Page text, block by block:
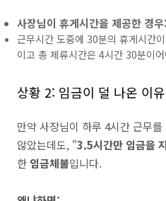
사장님이 휴게시간을 제공한 경우:
근무시간 도중에 30분의 휴게시간
이고 총 체류시간은 4시간 30분이
상황 2: 임금이 덜 나온 이
만약 사장님이 하루 4시간 근무
않았는데도, "3.5시간만 임금을
한 임금체불입니다.